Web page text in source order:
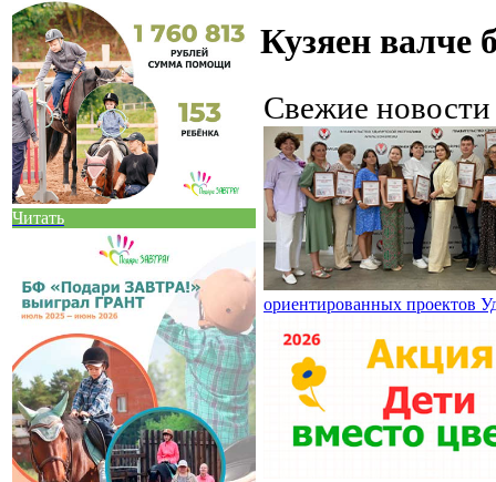
Читать
Кузяен валче
Свежие
ориентированных проектов